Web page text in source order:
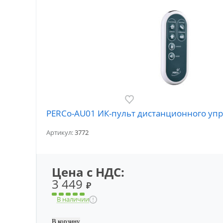
PERCo-AU01 ИК-пульт дистанционного
Артикул:3772
Цена с НДС:
3 449₽
В наличии